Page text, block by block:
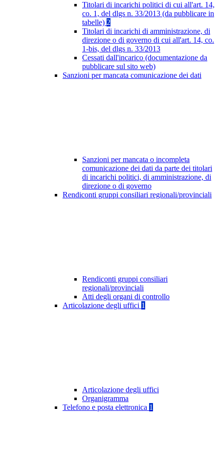
Titolari di incarichi politici di cui all'art. 14,
co. 1, del dlgs n. 33/2013 (da pubblicare in
tabelle) 2
Titolari di incarichi di amministrazione, di
direzione o di governo di cui all'art. 14, co.
1-bis, del dlgs n. 33/2013
Cessati dall'incarico (documentazione da
pubblicare sul sito web)
Sanzioni per mancata comunicazione dei dati
Sanzioni per mancata o incompleta
comunicazione dei dati da parte dei titolari
di incarichi politici, di amministrazione, di
direzione o di governo
Rendiconti gruppi consiliari regionali/provinciali
Rendiconti gruppi consiliari
regionali/provinciali
Atti degli organi di controllo
Articolazione degli uffici 1
Articolazione degli uffici
Organigramma
Telefono e posta elettronica 1